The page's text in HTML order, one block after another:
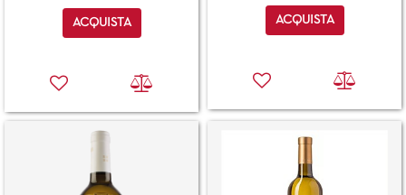
Quantità
ACQUISTA
Quantità
ACQUISTA